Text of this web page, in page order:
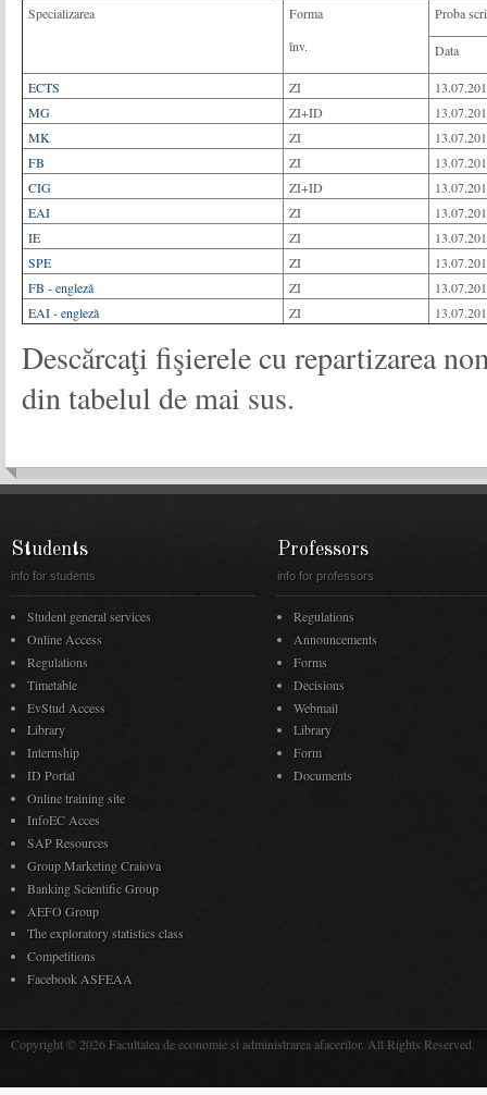
Specializarea
Forma
înv.
Proba
Data
ECTS ZI
MG
ZI+ID
MK
ZI
FB
ZI
CIG
ZI+ID
EAI
ZI
IE
ZI
SPE
ZI
FB - engleză
ZI
EAI - engleză
ZI
Descărcaţi fişierele cu repartizarea
din tabelul de mai sus.
Students
info for students
Student general services
Online Access
Regulations
Timetable
EvStud Access
Library
Internship
ID Portal
Online training site
InfoEC Acces
SAP Resources
Group Marketing Craiova
Banking Scientific Group
AEFO Group
The exploratory statistics class
Competitions
Facebook ASFEAA
Professors
info for professors
Regulations
Announcements
Forms
Decisions
Webmail
Library
Form
Documents
Copyright © 2026 Facultatea de economie si administrarea afacerilor. All Rights Reserved.